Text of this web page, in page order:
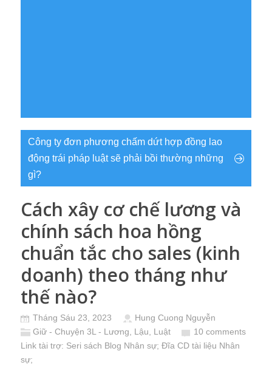
Công ty đơn phương chấm dứt hợp đồng lao
động trái pháp luật sẽ phải bồi thường những
gì?
Cách xây cơ chế lương và
chính sách hoa hồng
chuẩn tắc cho sales (kinh
doanh) theo tháng như
thế nào?
Tháng Sáu 23, 2023
Hung Cuong Nguyễn
Giữ - Chuyện 3L - Lương, Lậu, Luật
10 comments
Link tài trợ: Seri sách Blog Nhân sự; Đĩa CD tài liệu Nhân
sự;